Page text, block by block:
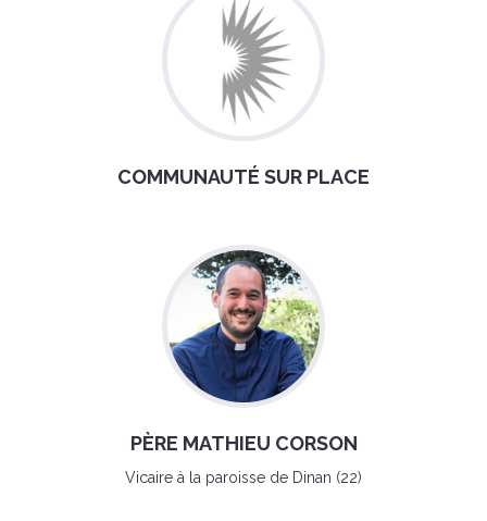
COMMUNAUTÉ SUR PLACE
PÈRE MATHIEU CORSON
Vicaire à la paroisse de Dinan (22)